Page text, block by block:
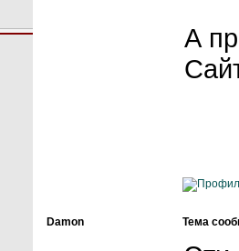
А
Damon Тема